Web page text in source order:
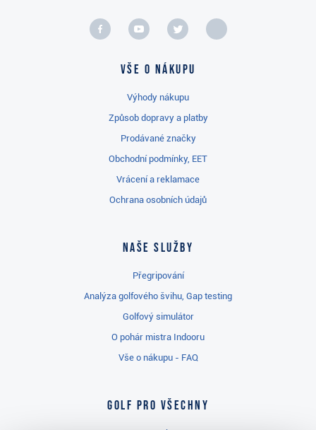
Vše o nákupu
Výhody nákupu
Způsob dopravy a platby
Prodávané značky
Obchodní podmínky, EET
Vrácení a reklamace
Ochrana osobních údajů
Naše služby
Přegripování
Analýza golfového švihu, Gap testing
Golfový simulátor
O pohár mistra Indooru
Vše o nákupu - FAQ
Golf pro všechny